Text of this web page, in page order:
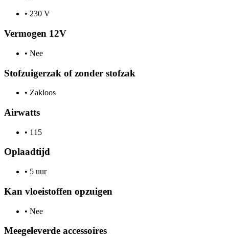
• 230 V
Vermogen 12V
• Nee
Stofzuigerzak of zonder stofzak
• Zakloos
Airwatts
• 115
Oplaadtijd
• 5 uur
Kan vloeistoffen opzuigen
• Nee
Meegeleverde accessoires